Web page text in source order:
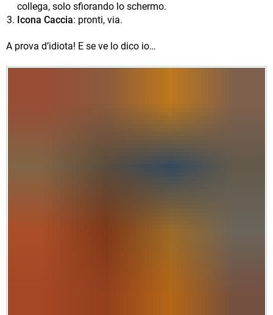
collega, solo sfiorando lo schermo.
Icona Caccia: pronti, via.
A prova d’idiota! E se ve lo dico io…